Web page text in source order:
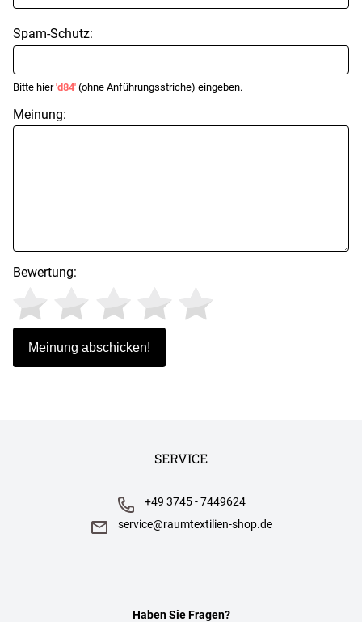
Spam-Schutz:
Bitte hier'd84' (ohne Anführungsstriche) eingeben.
Meinung:
Bewertung:
SERVICE
Haben Sie Fragen?
+49 3745 - 7449624
service@raumtextilien-shop.de